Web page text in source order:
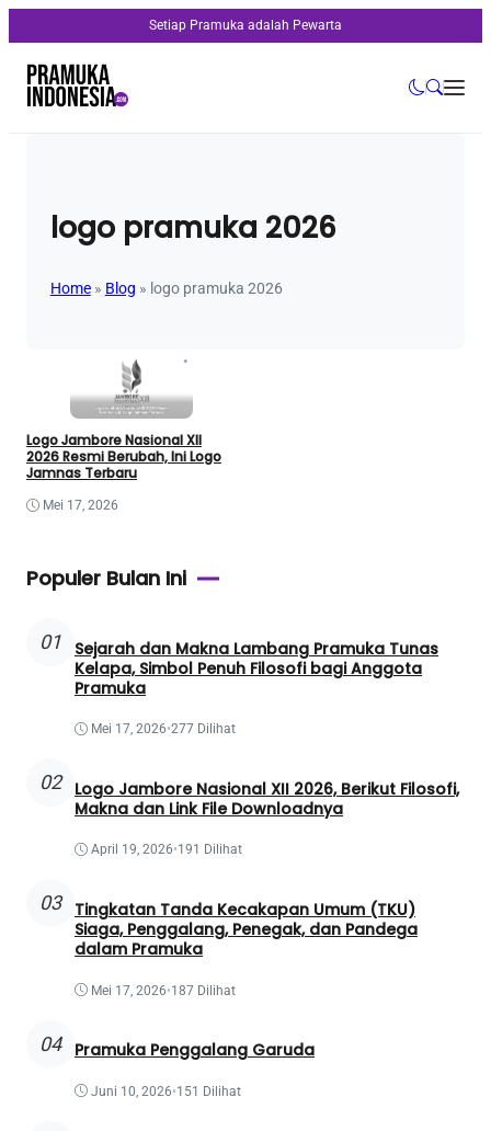
Setiap Pramuka adalah Pewarta
logo pramuka 2026
Home» Blog » logo pramuka 2026
Logo Jambore Nasional XII
2026 Resmi Berubah, Ini Logo
Jamnas Terbaru
Mei 17, 2026
Populer Bulan Ini
01
Sejarah dan Makna Lambang Pramuka Tunas
Kelapa, Simbol Penuh Filosofi bagi Anggota
Pramuka
Mei 17, 2026•277 Dilihat
02
Logo Jambore Nasional XII 2026, Berikut Filosofi,
Makna dan Link File Downloadnya
April 19, 2026•191 Dilihat
03
Tingkatan Tanda Kecakapan Umum (TKU)
Siaga, Penggalang, Penegak, dan Pandega
dalam Pramuka
Mei 17, 2026•187 Dilihat
04 Pramuka Penggalang Garuda
Juni 10, 2026•151 Dilihat